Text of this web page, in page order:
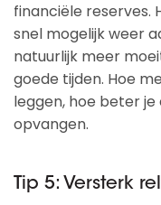
financiële reserves.
snel mogelijk weer
natuurlijk meer
goede tijden. Hoe
leggen, hoe beter
opvangen.
Tip 5: Versterk